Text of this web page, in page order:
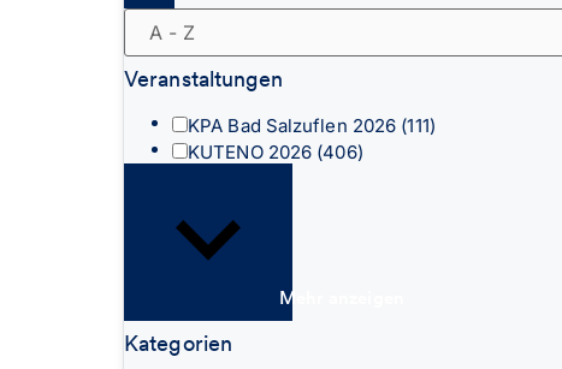
Veranstaltungen
KPA Bad Salzuflen 2026 (111)
KUTENO 2026 (406)
Mehr anzeigen
Kategorien